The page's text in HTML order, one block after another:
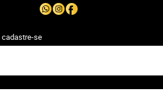
cadastre-se